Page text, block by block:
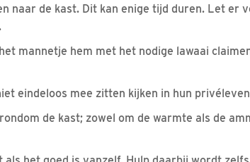
naar de kast. Dit kan enige tijd duren. Let er
mannetje hem met het nodige lawaai
eindeloos mee zitten kijken in hun
de kast; zowel om de warmte als de